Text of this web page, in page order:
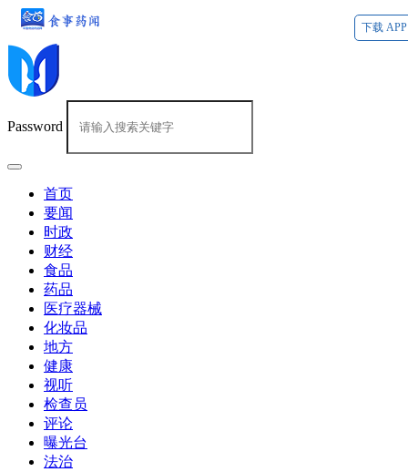
下载 APP
Password
首页
要闻
时政
财经
食品
药品
医疗器械
化妆品
地方
健康
视听
检查员
评论
曝光台
法治